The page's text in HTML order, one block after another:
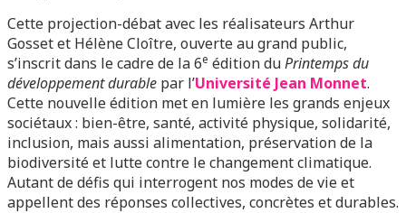
Cette projection-débat avec les réalisateurs Arthur
Gosset et Hélène Cloître, ouverte au grand public,
s’inscrit dans le cadre de la 6e édition duPrintemps du
développement durable par l’Université Jean Monnet.
Cette nouvelle édition met en lumière les grands enjeux
sociétaux : bien-être, santé, activité physique, solidarité,
inclusion, mais aussi alimentation, préservation de la
biodiversité et lutte contre le changement climatique.
Autant de défis qui interrogent nos modes de vie et
appellent des réponses collectives, concrètes et durables.